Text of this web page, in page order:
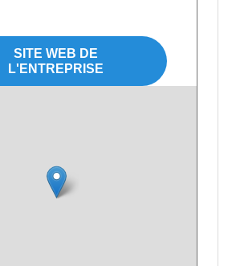
SITE WEB DE
L'ENTREPRISE